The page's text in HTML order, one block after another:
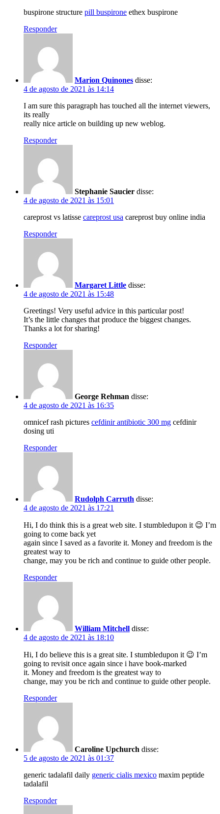
buspirone structure pill buspirone ethex buspirone
Responder
Marion Quinones disse:
4 de agosto de 2021 às 14:14
I am sure this paragraph has touched all the internet viewers,
its really
really nice article on building up new weblog.
Responder
Stephanie Saucier disse:
4 de agosto de 2021 às 15:01
careprost vs latisse careprost usa careprost buy online india
Responder
Margaret Little disse:
4 de agosto de 2021 às 15:48
Greetings! Very useful advice in this particular post!
It’s the little changes that produce the biggest changes.
Thanks a lot for sharing!
Responder
George Rehman disse:
4 de agosto de 2021 às 16:35
omnicef rash pictures cefdinir antibiotic 300 mg cefdinir
dosing uti
Responder
Rudolph Carruth disse:
4 de agosto de 2021 às 17:21
Hi, I do think this is a great web site. I stumbledupon it 😉 I’m
going to come back yet
again since I saved as a favorite it. Money and freedom is the
greatest way to
change, may you be rich and continue to guide other people.
Responder
William Mitchell disse:
4 de agosto de 2021 às 18:10
Hi, I do believe this is a great site. I stumbledupon it 😉 I’m
going to revisit once again since i have book-marked
it. Money and freedom is the greatest way to
change, may you be rich and continue to guide other people.
Responder
Caroline Upchurch disse:
5 de agosto de 2021 às 01:37
generic tadalafil daily generic cialis mexico maxim peptide
tadalafil
Responder